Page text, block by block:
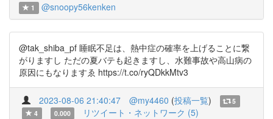
1 @snoopy56kenken
@tak_shiba_pf 睡眠不足は、熱中症の確率を上げることに繋
がりますし ただの夏バテも起きますし、水難事故や高山病の
原因にもなりますゑ https://t.co/ryQDkkMtv3
2023-08-06 21:40:47 @my4460 (投稿一覧)
5
4
0.000 リツイート・ネットワーク (5)